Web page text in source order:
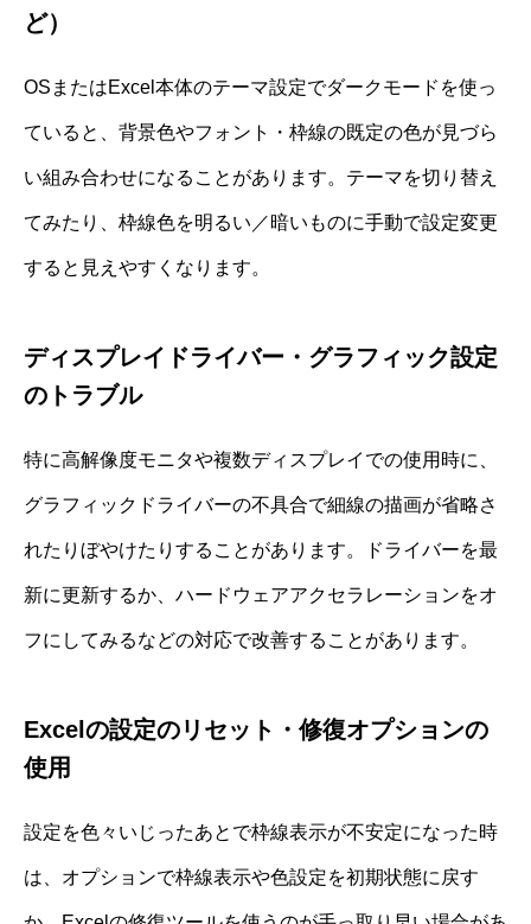
ど）
OSまたはExcel本体のテーマ設定でダークモードを使っ
ていると、背景色やフォント・枠線の既定の色が見づら
い組み合わせになることがあります。テーマを切り替え
てみたり、枠線色を明るい／暗いものに手動で設定変更
すると見えやすくなります。
ディスプレイドライバー・グラフィック設定
のトラブル
特に高解像度モニタや複数ディスプレイでの使用時に、
グラフィックドライバーの不具合で細線の描画が省略さ
れたりぼやけたりすることがあります。ドライバーを最
新に更新するか、ハードウェアアクセラレーションをオ
フにしてみるなどの対応で改善することがあります。
Excelの設定のリセット・修復オプションの
使用
設定を色々いじったあとで枠線表示が不安定になった時
は、オプションで枠線表示や色設定を初期状態に戻す